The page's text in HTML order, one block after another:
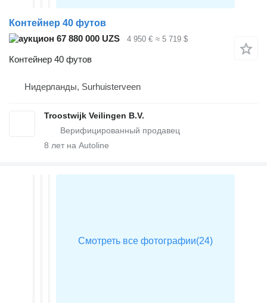
Контейнер 40 футов
67 880 000 UZS
4 950 € ≈ 5 719 $
Контейнер 40 футов
Нидерланды, Surhuisterveen
Troostwijk Veilingen B.V.
8 лет на Autoline